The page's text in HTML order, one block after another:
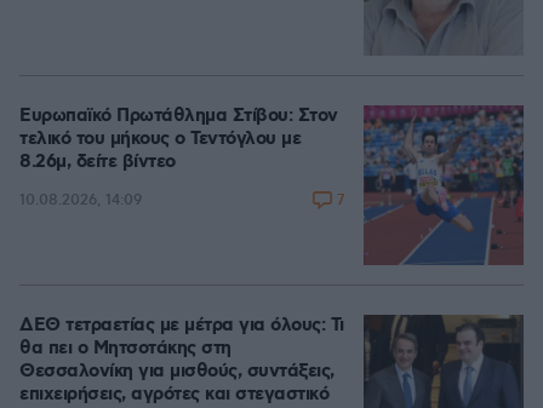
Ευρωπαϊκό Πρωτάθλημα Στίβου: Στον
τελικό του μήκους ο Τεντόγλου με
8.26μ, δείτε βίντεο
10.08.2026, 14:09 7
ΔΕΘ τετραετίας με μέτρα για όλους: Τι
θα πει ο Μητσοτάκης στη
Θεσσαλονίκη για μισθούς, συντάξεις,
επιχειρήσεις, αγρότες και στεγαστικό